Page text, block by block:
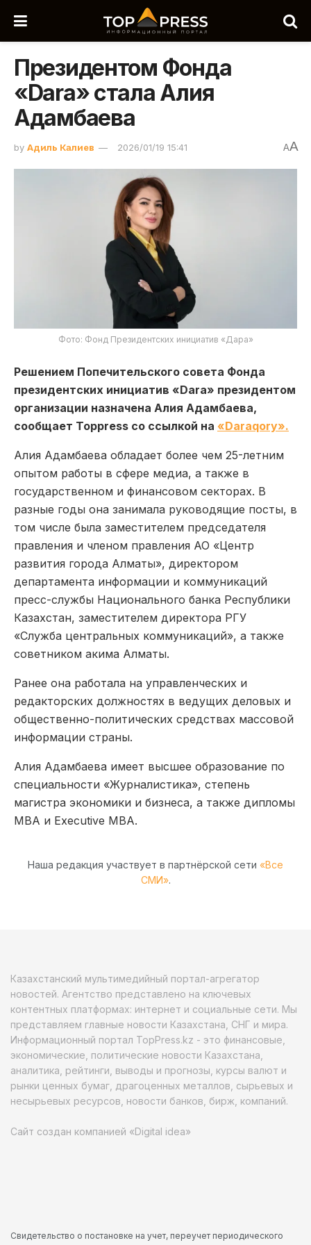
Президентом Фонда
«Dara» стала Алия
Адамбаева
by Адиль Калиев 2026/01/19 15:41 AA
Фото: Фонд Президентских инициатив «Дара»
Решением Попечительского совета Фонда
президентских инициатив «Dara» президентом
организации назначена Алия Адамбаева,
сообщает Toppress со ссылкой на «Daraqory».
Алия Адамбаева обладает более чем 25-летним
опытом работы в сфере медиа, а также в
государственном и финансовом секторах. В
разные годы она занимала руководящие посты, в
том числе была заместителем председателя
правления и членом правления АО «Центр
развития города Алматы», директором
департамента информации и коммуникаций
пресс-службы Национального банка Республики
Казахстан, заместителем директора РГУ
«Служба центральных коммуникаций», а также
советником акима Алматы.
Ранее она работала на управленческих и
редакторских должностях в ведущих деловых и
общественно-политических средствах массовой
информации страны.
Алия Адамбаева имеет высшее образование по
специальности «Журналистика», степень
магистра экономики и бизнеса, а также дипломы
MBA и Executive MBA.
Наша редакция участвует в партнёрской сети «Все
СМИ».
Казахстанский мультимедийный портал-агрегатор
новостей. Агентство представлено на ключевых
контентных платформах: интернет и социальные сети. Мы
представляем главные новости Казахстана, СНГ и мира.
Информационный портал TopPress.kz - это финансовые,
экономические, политические новости Казахстана,
аналитика, рейтинги, выводы и прогнозы, курсы валют и
рынки ценных бумаг, драгоценных металлов, сырьевых и
несырьевых ресурсов, новости банков, бирж, компаний.
Сайт создан компанией «Digital idea»
Свидетельство о постановке на учет, переучет периодического